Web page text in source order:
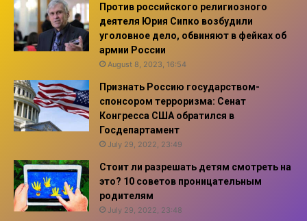
Против российского религиозного
деятеля Юрия Сипко возбудили
уголовное дело, обвиняют в фейках об
армии России
August 8, 2023, 16:54
Признать Россию государством-
спонсором терроризма: Сенат
Конгресса США обратился в
Госдепартамент
July 29, 2022, 23:49
Стоит ли разрешать детям смотреть на
это? 10 советов проницательным
родителям
July 29, 2022, 23:48